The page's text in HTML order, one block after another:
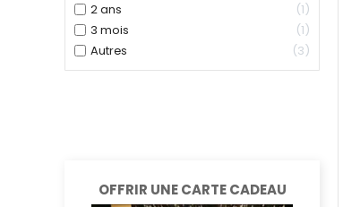
2 ans
1
3 mois
1
Autres
3
OFFRIR UNE CARTE CADEAU